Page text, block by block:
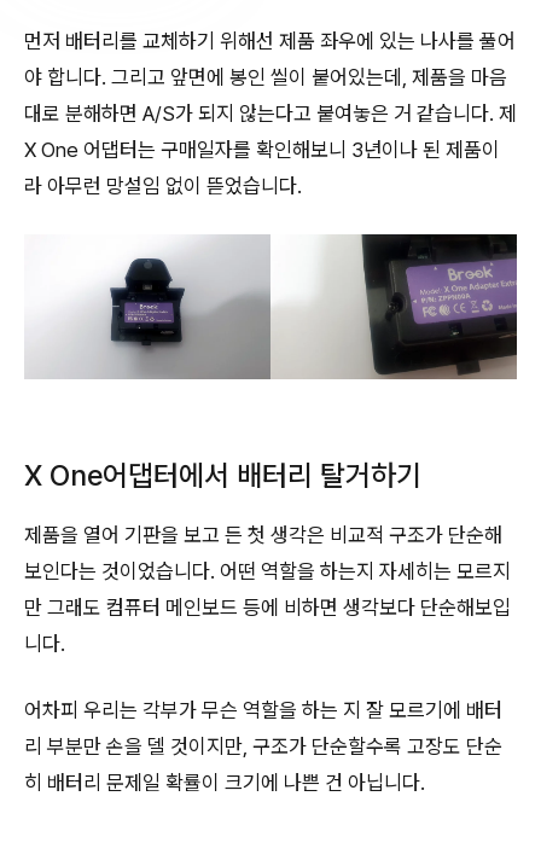
먼저 배터리를 교체하기 위해선 제품 좌우에 있는 나사를 풀어
야 합니다. 그리고 앞면에 봉인 씰이 붙어있는데, 제품을 마음
대로 분해하면 A/S가 되지 않는다고 붙여놓은 거 같습니다. 제
X One 어댑터는 구매일자를 확인해보니 3년이나 된 제품이
라 아무런 망설임 없이 뜯었습니다.
X One어댑터에서 배터리 탈거하기
제품을 열어 기판을 보고 든 첫 생각은 비교적 구조가 단순해
보인다는 것이었습니다. 어떤 역할을 하는지 자세히는 모르지
만 그래도 컴퓨터 메인보드 등에 비하면 생각보다 단순해보입
니다.
어차피 우리는 각부가 무슨 역할을 하는 지 잘 모르기에 배터
리 부분만 손을 델 것이지만, 구조가 단순할수록 고장도 단순
히 배터리 문제일 확률이 크기에 나쁜 건 아닙니다.